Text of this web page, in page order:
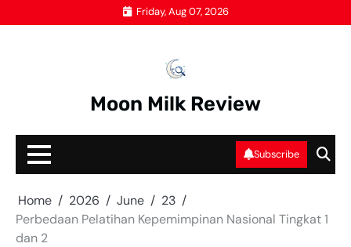
to
Friday, Aug 07, 2026
Moon Milk Review
Subscribe
Home 2026 June
23
Perbedaan Pelatihan Kepemimpinan Nasional Tingkat 1
dan 2